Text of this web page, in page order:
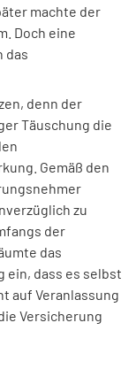
machte der
Doch eine
das
denn der
Täuschung die
Gemäß den
zu
der
das
ein, dass es selbst
auf Veranlassung
Versicherung